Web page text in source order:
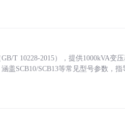
T 10228-2015），提供1000kVA变
盖SCB10/SCB13等常见型号参数，